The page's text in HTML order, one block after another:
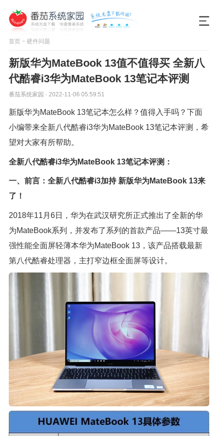
首页> 硬件问题
新版华为MateBook 13值不值得买 全新八
代酷睿i3华为MateBook 13笔记本评测
番茄系统家园 · 2022-11-06 05:59:51
新版华为MateBook 13笔记本怎么样？值得入手吗？下面
小编带来全新八代酷睿i3华为MateBook 13笔记本评测，希
望对大家有所帮助。
全新八代酷睿i3华为MateBook 13笔记本评测：
一、前言：全新八代酷睿i3加持 新版华为MateBook 13来
了！
2018年11月6日，华为在武汉研究所正式推出了全新的华
为MateBook系列，并发布了系列的首款产品——13英寸最
强性能全面屏轻薄本华为MateBook 13，该产品搭载最新
第八代酷睿处理器，主打窄边框全面屏等设计。